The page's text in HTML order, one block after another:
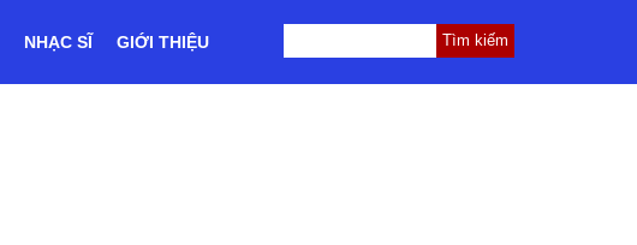
NHẠC SĨ GIỚI THIỆU